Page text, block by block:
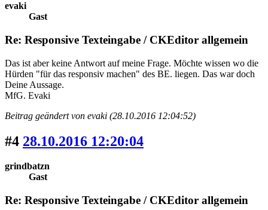
evaki
Gast
Re: Responsive Texteingabe / CKEditor allgemein
Das ist aber keine Antwort auf meine Frage. Möchte wissen wo die
Hürden "für das responsiv machen" des BE. liegen. Das war doch
Deine Aussage.
MfG. Evaki
Beitrag geändert von evaki (28.10.2016 12:04:52)
#4 28.10.2016 12:20:04
grindbatzn
Gast
Re: Responsive Texteingabe / CKEditor allgemein